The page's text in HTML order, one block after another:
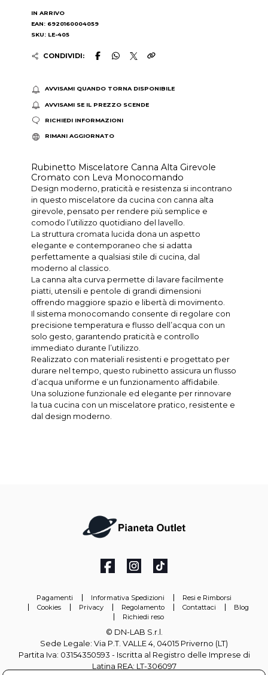
IN ARRIVO
EAN: 6920160004059
SKU: LE-405
CONDIVIDI:
AVVISAMI QUANDO TORNA DISPONIBILE
AVVISAMI SE IL PREZZO SCENDE
RICHIEDI INFORMAZIONI
RIMANI AGGIORNATO
Rubinetto Miscelatore Canna Alta Girevole
Cromato con Leva Monocomando
Design moderno, praticità e resistenza si incontrano
in questo miscelatore da cucina con canna alta
girevole, pensato per rendere più semplice e
comodo l’utilizzo quotidiano del lavello.
La struttura cromata lucida dona un aspetto
elegante e contemporaneo che si adatta
perfettamente a qualsiasi stile di cucina, dal
moderno al classico.
La canna alta curva permette di lavare facilmente
piatti, utensili e pentole di grandi dimensioni
offrendo maggiore spazio e libertà di movimento.
Il sistema monocomando consente di regolare con
precisione temperatura e flusso dell’acqua con un
solo gesto, garantendo praticità e controllo
immediato durante l’utilizzo.
Realizzato con materiali resistenti e progettato per
durare nel tempo, questo rubinetto assicura un flusso
d’acqua uniforme e un funzionamento affidabile.
Una soluzione funzionale ed elegante per rinnovare
la tua cucina con un miscelatore pratico, resistente e
dal design moderno.
Pagamenti Informativa Spedizioni
Resi e Rimborsi
Cookies
Privacy Regolamento Contattaci
Blog
Richiedi reso
© DN-LAB S.r.l.
Sede Legale: Via P.T. VALLE 4, 04015 Priverno (LT)
Partita Iva: 03154350593 - Iscritta al Registro delle Imprese di
Latina REA: LT-306097